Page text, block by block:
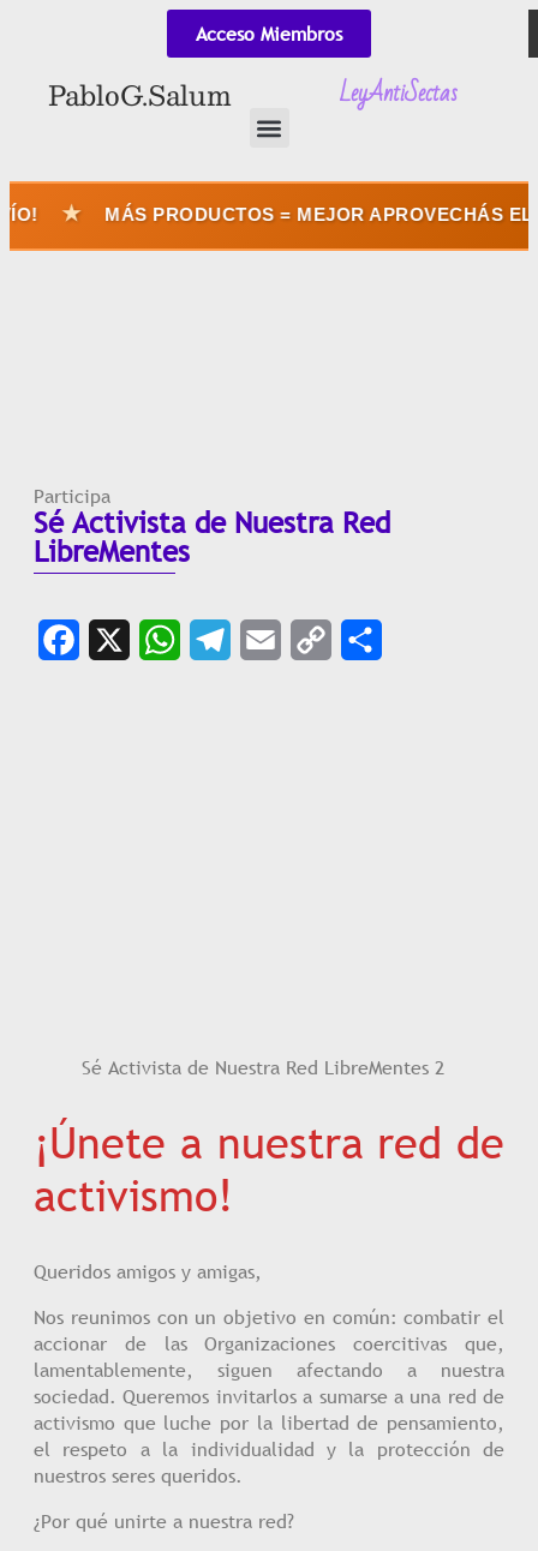
Acceso Miembros
Pablo G. Salum LeyAntiSectas
MÁS PRODUCTOS = MEJOR APROVECHÁS EL ENVÍO
Participa
Sé Activista de Nuestra Red
LibreMentes
Sé Activista de Nuestra Red LibreMentes 2
¡Únete a nuestra red de
activismo!
Queridos amigos y amigas,
Nos reunimos con un objetivo en común: combatir el
accionar de las Organizaciones coercitivas que,
lamentablemente, siguen afectando a nuestra
sociedad. Queremos invitarlos a sumarse a una red de
activismo que luche por la libertad de pensamiento,
el respeto a la individualidad y la protección de
nuestros seres queridos.
¿Por qué unirte a nuestra red?